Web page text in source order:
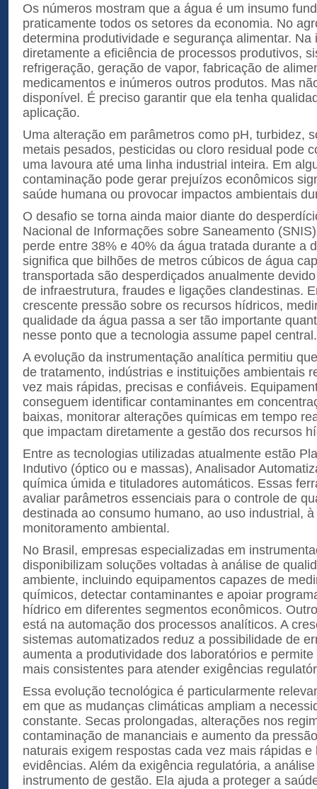
Os números mostram que a água é um insumo
praticamente todos os setores da economia. No
determina produtividade e segurança alimentar. Na
diretamente a eficiência de processos produtivos,
refrigeração, geração de vapor, fabricação de
medicamentos e inúmeros outros produtos. Mas
disponível. É preciso garantir que ela tenha
aplicação.
Uma alteração em parâmetros como pH, turbidez,
metais pesados, pesticidas ou cloro residual pode
uma lavoura até uma linha industrial inteira. Em
contaminação pode gerar prejuízos econômicos
saúde humana ou provocar impactos ambientais
O desafio se torna ainda maior diante do
Nacional de Informações sobre Saneamento
perde entre 38% e 40% da água tratada durante a
significa que bilhões de metros cúbicos de água
transportada são desperdiçados anualmente
de infraestrutura, fraudes e ligações clandestinas.
crescente pressão sobre os recursos hídricos,
qualidade da água passa a ser tão importante
nesse ponto que a tecnologia assume papel central.
A evolução da instrumentação analítica permitiu
de tratamento, indústrias e instituições ambientais
vez mais rápidas, precisas e confiáveis.
conseguem identificar contaminantes em
baixas, monitorar alterações químicas em tempo
que impactam diretamente a gestão dos recursos
Entre as tecnologias utilizadas atualmente estão
Indutivo (óptico ou e massas), Analisador
química úmida e tituladores automáticos. Essas
avaliar parâmetros essenciais para o controle de
destinada ao consumo humano, ao uso industrial,
monitoramento ambiental.
No Brasil, empresas especializadas em
disponibilizam soluções voltadas à análise de
ambiente, incluindo equipamentos capazes de
químicos, detectar contaminantes e apoiar
hídrico em diferentes segmentos econômicos.
está na automação dos processos analíticos. A
sistemas automatizados reduz a possibilidade de
aumenta a produtividade dos laboratórios e
mais consistentes para atender exigências
Essa evolução tecnológica é particularmente
em que as mudanças climáticas ampliam a
constante. Secas prolongadas, alterações nos
contaminação de mananciais e aumento da
naturais exigem respostas cada vez mais rápidas e
evidências. Além da exigência regulatória, a
instrumento de gestão. Ela ajuda a proteger a